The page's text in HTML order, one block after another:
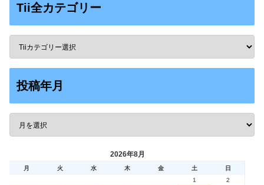
Tii全カテゴリー
投稿年月
2026年8月
月 火 水 木 金 土
日
1
2